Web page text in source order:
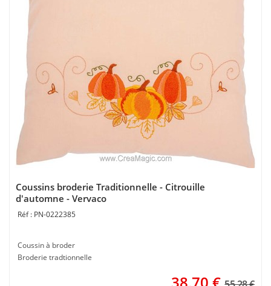
Coussins broderie Traditionnelle - Citrouille
d'automne - Vervaco
PN-0222385
Coussin à broder
Broderie tradtionnelle